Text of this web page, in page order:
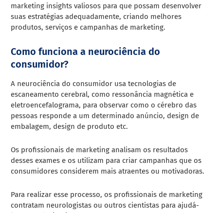
marketing insights valiosos para que possam desenvolver
suas estratégias adequadamente, criando melhores
produtos, serviços e campanhas de marketing.
Como funciona a neurociência do
consumidor?
A neurociência do consumidor usa tecnologias de
escaneamento cerebral, como ressonância magnética e
eletroencefalograma, para observar como o cérebro das
pessoas responde a um determinado anúncio, design de
embalagem, design de produto etc.
Os profissionais de marketing analisam os resultados
desses exames e os utilizam para criar campanhas que os
consumidores considerem mais atraentes ou motivadoras.
Para realizar esse processo, os profissionais de marketing
contratam neurologistas ou outros cientistas para ajudá-